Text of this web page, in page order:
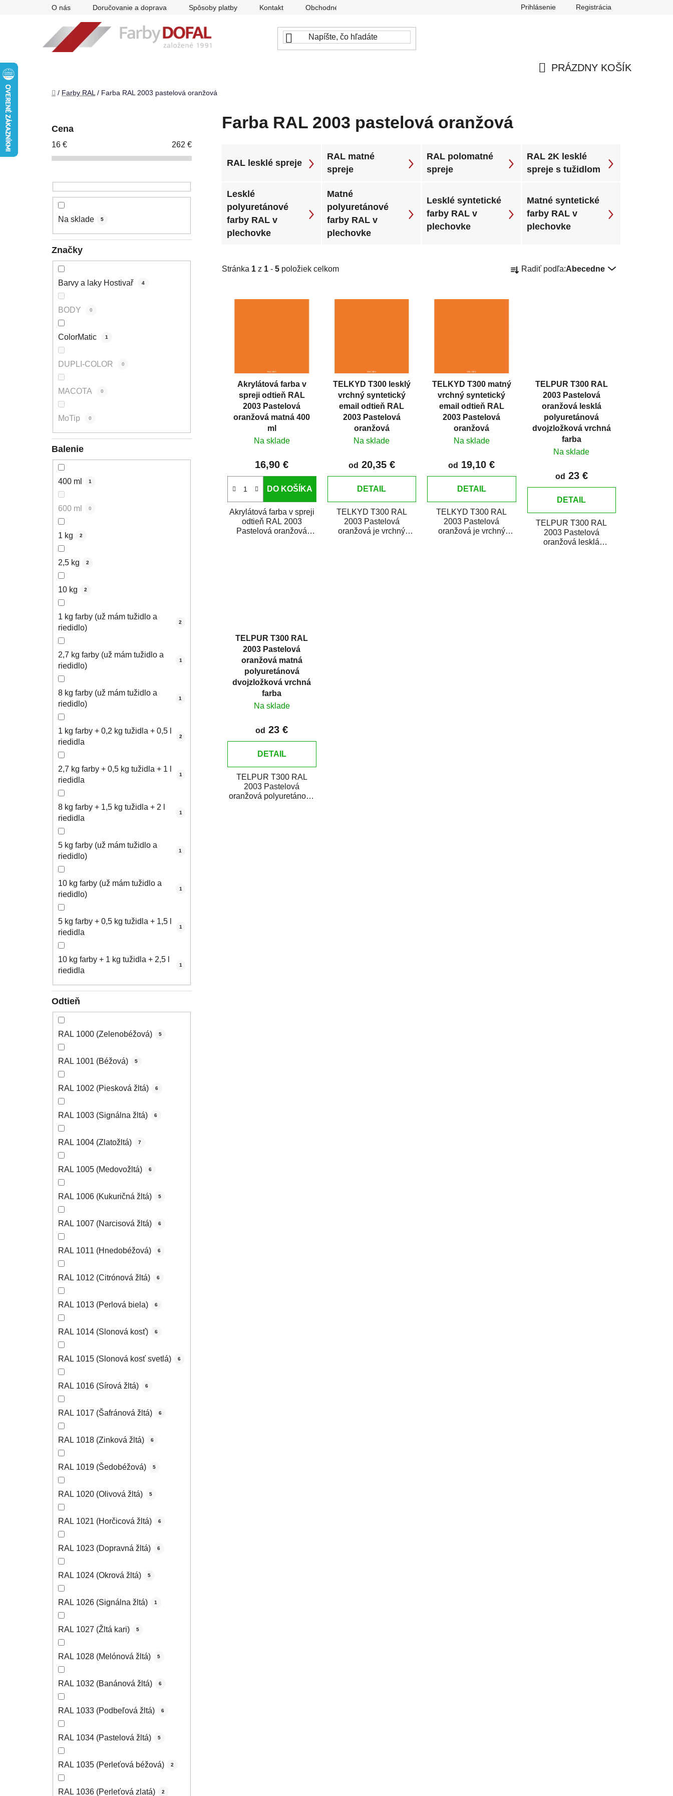
O nás Doručovanie a doprava Spôsoby platby Kontakt Obchodné podmienky Reklamačný poriadok Odstúpenie od zmluvy
Prihlásenie Registrácia
PRÁZDNY KOŠÍK
Domov
/ Farby RAL / Farba RAL 2003 pastelová oranžová
Cena
16 € 262 €
Na sklade 5
Značky
Barvy a laky Hostivař 4
BODY 0
ColorMatic 1
DUPLI-COLOR 0
MACOTA 0
MoTip 0
Balenie
400 ml 1
600 ml 0
1 kg 2
2,5 kg 2
10 kg 2
1 kg farby (už mám tužidlo a
riedidlo)
2
2,7 kg farby (už mám tužidlo a
riedidlo)
1
8 kg farby (už mám tužidlo a
riedidlo)
1
1 kg farby + 0,2 kg tužidla + 0,5 l
riedidla
2
2,7 kg farby + 0,5 kg tužidla + 1 l
riedidla
1
8 kg farby + 1,5 kg tužidla + 2 l
riedidla
1
5 kg farby (už mám tužidlo a
riedidlo)
1
10 kg farby (už mám tužidlo a
riedidlo)
1
5 kg farby + 0,5 kg tužidla + 1,5 l
riedidla
1
10 kg farby + 1 kg tužidla + 2,5 l
riedidla
1
Odtieň
RAL 1000 (Zelenobéžová) 5
RAL 1001 (Béžová) 5
RAL 1002 (Piesková žltá) 6
RAL 1003 (Signálna žltá) 6
RAL 1004 (Zlatožltá) 7
RAL 1005 (Medovožltá) 6
RAL 1006 (Kukuričná žltá) 5
RAL 1007 (Narcisová žltá) 6
RAL 1011 (Hnedobéžová) 6
RAL 1012 (Citrónová žltá) 6
RAL 1013 (Perlová biela) 6
RAL 1014 (Slonová kosť) 6
RAL 1015 (Slonová kosť svetlá) 6
RAL 1016 (Sírová žltá) 6
RAL 1017 (Šafránová žltá) 6
RAL 1018 (Zinková žltá) 6
RAL 1019 (Šedobéžová) 5
RAL 1020 (Olivová žltá) 5
RAL 1021 (Horčicová žltá) 6
RAL 1023 (Dopravná žltá) 6
RAL 1024 (Okrová žltá) 5
RAL 1026 (Signálna žltá) 1
RAL 1027 (Žltá kari) 5
RAL 1028 (Melónová žltá) 5
RAL 1032 (Banánová žltá) 6
RAL 1033 (Podbeľová žltá) 6
RAL 1034 (Pastelová žltá) 5
RAL 1035 (Perleťová béžová) 2
RAL 1036 (Perleťová zlatá) 2
Farba RAL 2003 pastelová oranžová
RAL lesklé spreje
RAL matné
spreje
RAL polomatné
spreje
RAL 2K lesklé
spreje s tužidlom
Lesklé
polyuretánové
farby RAL v
plechovke
Matné
polyuretánové
farby RAL v
plechovke
Lesklé syntetické
farby RAL v
plechovke
Matné syntetické
farby RAL v
plechovke
Stránka 1 z 1 - 5 položiek celkom
a
o
Radiť podľa:Abecedne
Akrylátová farba v
spreji odtieň RAL
2003 Pastelová
oranžová matná 400
ml
Na sklade
16,90 €
DO KOŠÍKA
Akrylátová farba v spreji
odtieň RAL 2003
Pastelová oranžová
TELKYD T300 lesklý
vrchný syntetický
email odtieň RAL
2003 Pastelová
oranžová
Na sklade
od 20,35 €
DETAIL
TELKYD T300 RAL
2003 Pastelová
oranžová je vrchný
TELKYD T300 matný
vrchný syntetický
email odtieň RAL
2003 Pastelová
oranžová
Na sklade
od 19,10 €
DETAIL
TELKYD T300 RAL
2003 Pastelová
oranžová je vrchný
TELPUR T300 RAL
2003 Pastelová
oranžová lesklá
polyuretánová
dvojzložková vrchná
farba
Na sklade
od 23 €
DETAIL
TELPUR T300 RAL
2003 Pastelová
oranžová lesklá
TELPUR T300 RAL
2003 Pastelová
oranžová matná
polyuretánová
dvojzložková vrchná
farba
Na sklade
od 23 €
DETAIL
TELPUR T300 RAL
2003 Pastelová
oranžová polyuretánová